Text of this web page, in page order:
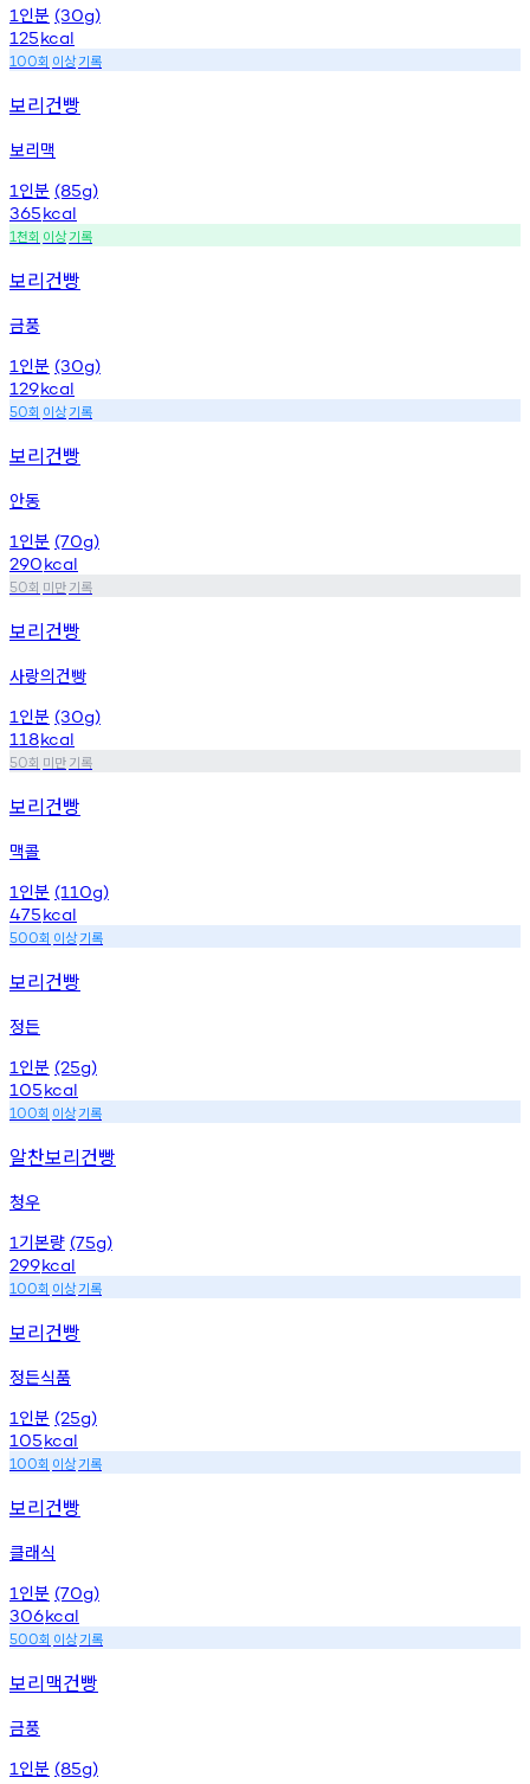
1 인분 (30g)
125kcal
100회 이상기록
보리건빵
보리맥
1 인분 (85g)
365kcal
1천회 이상기록
보리건빵
금풍
1 인분 (30g)
129kcal
50회 이상기록
보리건빵
안동
1 인분 (70g)
290kcal
50회 미만기록
보리건빵
사랑의건빵
1 인분 (30g)
118kcal
50회 미만기록
보리건빵
맥콜
1 인분 (110g)
475kcal
500회 이상기록
보리건빵
정든
1 인분 (25g)
105kcal
100회 이상기록
알찬보리건빵
청우
1 기본량 (75g)
299kcal
100회 이상기록
보리건빵
정든식품
1 인분 (25g)
105kcal
100회 이상기록
보리건빵
클래식
1 인분 (70g)
306kcal
500회 이상기록
보리맥건빵
금풍
1 인분 (85g)